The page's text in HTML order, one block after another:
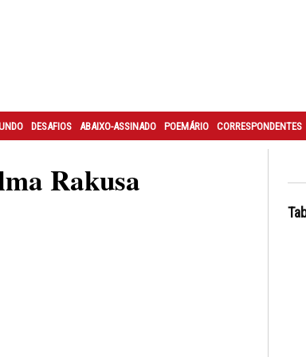
DESAFIOS ABAIXO-ASSINADO POEMÁRIO CORRESPONDENTES
Rakusa